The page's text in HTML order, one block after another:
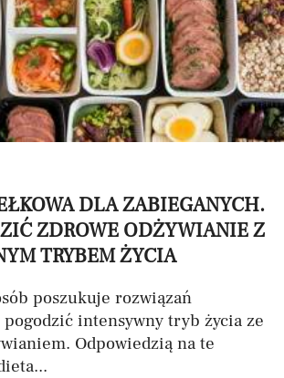
DLA ZABIEGANYCH.
ZDROWE ODŻYWIANIE Z
TRYBEM ŻYCIA
poszukuje rozwiązań
pogodzić intensywny tryb życia ze
Odpowiedzią na te